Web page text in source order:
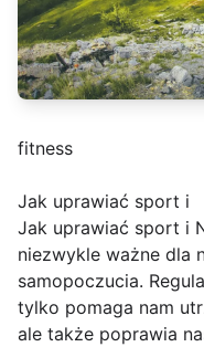
fitness
Jak uprawiać sport i
Jak uprawiać sport i
niezwykle ważne dla
samopoczucia.
tylko pomaga nam
ale także poprawia